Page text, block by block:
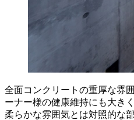
全面コンクリートの重厚な雰
ーナー様の健康維持にも大き
柔らかな雰囲気とは対照的な